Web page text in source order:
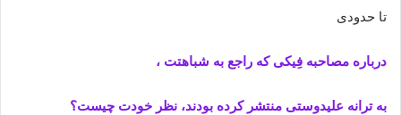
تا حدودی
درباره مصاحبه فِیکی که راجع به شباهتت ،
به ترانه علیدوستی منتشر کرده بودند، نظر خودت چیست؟